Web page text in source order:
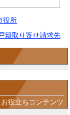
役所
戸籍取り寄せ請求先
お役立ちコンテンツ